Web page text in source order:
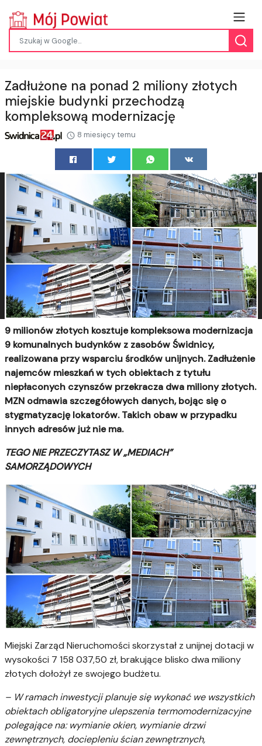
Zadłużone na ponad 2 miliony złotych
miejskie budynki przechodzą
kompleksową modernizację
8 miesięcy temu
9 milionów złotych kosztuje kompleksowa modernizacja
9 komunalnych budynków z zasobów Świdnicy,
realizowana przy wsparciu środków unijnych. Zadłużenie
najemców mieszkań w tych obiektach z tytułu
niepłaconych czynszów przekracza dwa miliony złotych.
MZN odmawia szczegółowych danych, bojąc się o
stygmatyzację lokatorów. Takich obaw w przypadku
innych adresów już nie ma.
TEGO NIE PRZECZYTASZ W „MEDIACH”
SAMORZĄDOWYCH
Miejski Zarząd Nieruchomości skorzystał z unijnej dotacji w
wysokości 7 158 037,50 zł, brakujące blisko dwa miliony
złotych dołożył ze swojego budżetu.
– W ramach inwestycji planuje się wykonać we wszystkich
obiektach obligatoryjne ulepszenia termomodernizacyjne
polegające na: wymianie okien, wymianie drzwi
zewnętrznych, dociepleniu ścian zewnętrznych,